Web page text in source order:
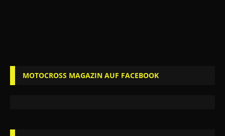
MOTOCROSS MAGAZIN AUF FACEBOOK